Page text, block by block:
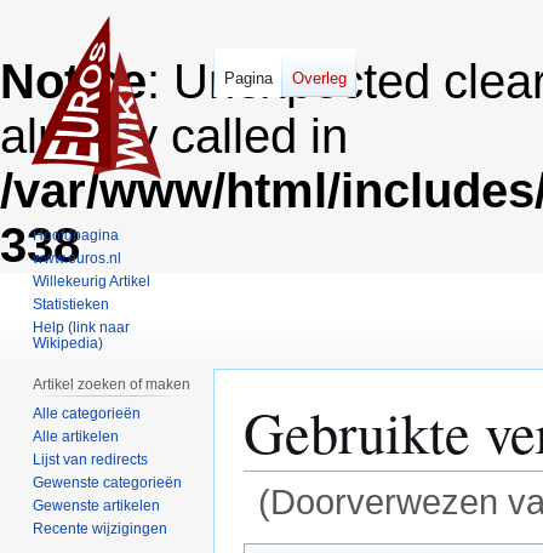
Notice: Unexpected
already called in
/var/www/html/
338
Gebruikte
(Doorverwezen
Pagina Overleg
Hoofdpagina
www.euros.nl
Willekeurig Artikel
Statistieken
Help (link naar
Wikipedia)
Artikel zoeken of maken
Alle categorieën
Alle artikelen
Lijst van redirects
Gewenste categorieën
Gewenste artikelen
Recente wijzigingen